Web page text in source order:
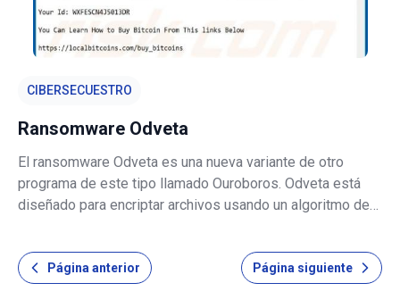
CIBERSECUESTRO
Ransomware Odveta
El ransomware Odveta es una nueva variante de otro
programa de este tipo llamado Ouroboros. Odveta está
diseñado para encriptar archivos usando un algoritmo de
recuperar archivos sin tener que comprar una herramienta
de desencriptación y una cl
Página anterior Página siguiente